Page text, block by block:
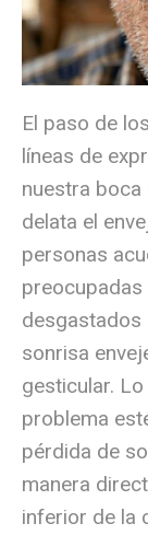
El paso de
líneas de
nuestra boca
delata el
personas
sonrisa
gesticular.
problema
pérdida de
manera
inferior de la